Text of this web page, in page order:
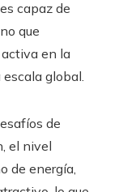
capaz de
que
en la
global.
de
el nivel
de energía,